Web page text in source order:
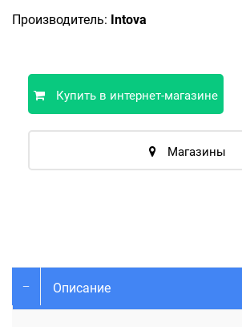
Производитель: Intova
Купить в интернет-магазине
Магазины
Описание